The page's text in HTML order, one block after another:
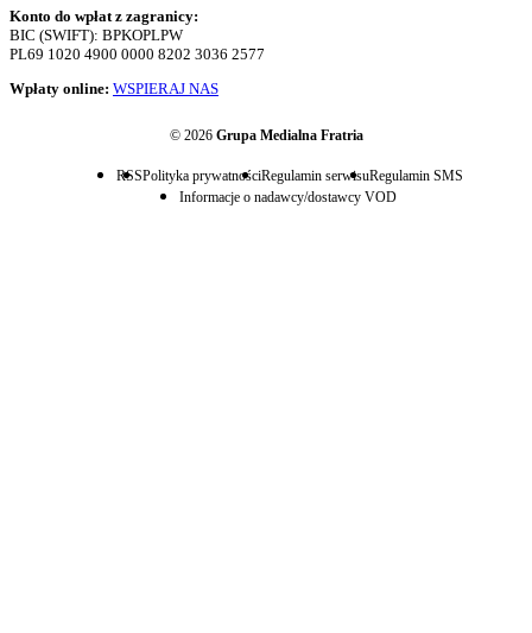
Konto do wpłat z zagranicy:
BIC (SWIFT): BPKOPLPW
PL69 1020 4900 0000 8202 3036 2577
Wpłaty online: WSPIERAJ NAS
© 2026 Grupa Medialna Fratria
RSSPolityka prywatnościRegulamin serwisuRegulamin SMS
Informacje o nadawcy/dostawcy VOD